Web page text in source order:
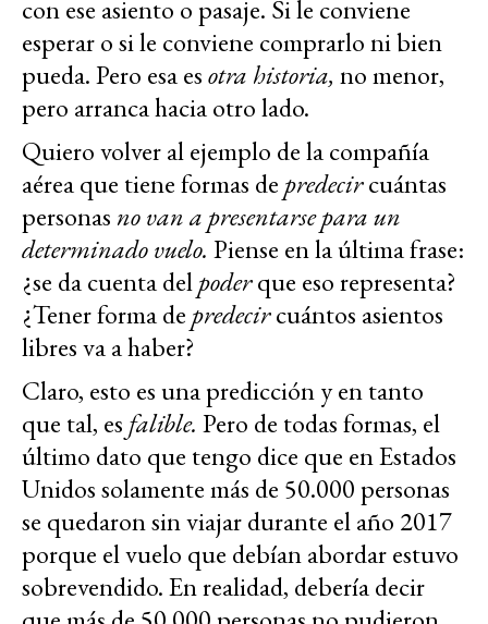
con ese asiento o pasaje. Si le conviene
esperar o si le conviene comprarlo ni bien
pueda. Pero esa esotra historia, no menor,
pero arranca hacia otro lado.
Quiero volver al ejemplo de la compañía
aérea que tiene formas depredecircuántas
personas no van a presentarse para un
determinado vuelo. Piense en la última frase:
¿se da cuenta delpoderque eso representa?
¿Tener forma depredecircuántos asientos
libres va a haber?
Claro, esto es una predicción y en tanto
que tal, es falible. Pero de todas formas, el
último dato que tengo dice que en Estados
Unidos solamente más de 50.000 personas
se quedaron sin viajar durante el año 2017
porque el vuelo que debían abordar estuvo
sobrevendido. En realidad, debería decir